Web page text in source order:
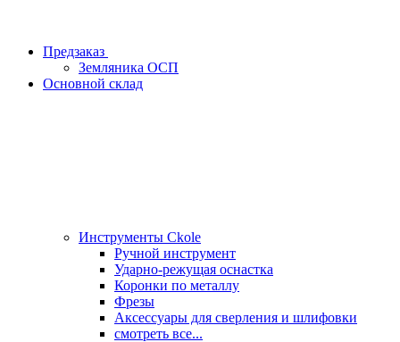
Предзаказ
Земляника ОСП
Основной склад
Инструменты Ckole
Ручной инструмент
Ударно‑режущая оснастка
Коронки по металлу
Фрезы
Аксессуары для сверления и шлифовки
смотреть все...